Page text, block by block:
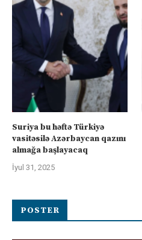
Suriya bu həftə Türkiyə
vasitəsilə Azərbaycan qazını
almağa başlayacaq
İyul 31, 2025
POSTER